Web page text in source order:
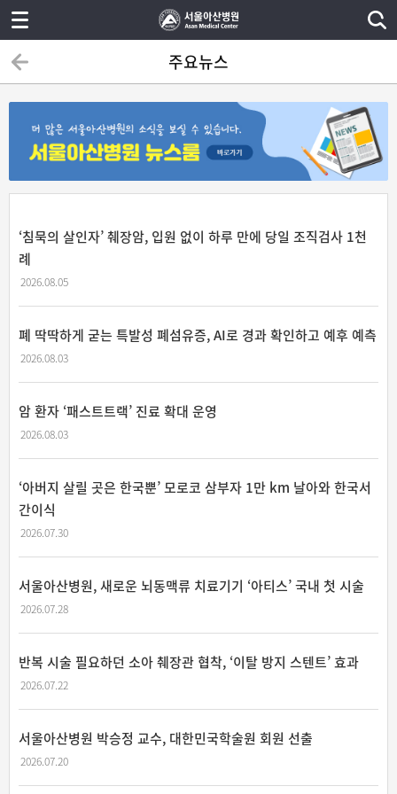
주요뉴스
‘침묵의 살인자’ 췌장암, 입원 없이 하루 만에 당일 조직검사 1천
례
2026.08.05
폐 딱딱하게 굳는 특발성 폐섬유증, AI로 경과 확인하고 예후 예측
2026.08.03
암 환자 ‘패스트트랙’ 진료 확대 운영
2026.08.03
‘아버지 살릴 곳은 한국뿐’ 모로코 삼부자 1만 km 날아와 한국서
간이식
2026.07.30
서울아산병원, 새로운 뇌동맥류 치료기기 ‘아티스’ 국내 첫 시술
2026.07.28
반복 시술 필요하던 소아 췌장관 협착, ‘이탈 방지 스텐트’ 효과
2026.07.22
서울아산병원 박승정 교수, 대한민국학술원 회원 선출
2026.07.20